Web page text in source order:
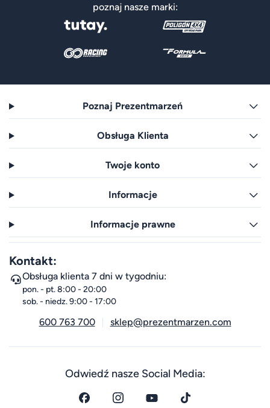
poznaj nasze marki:
Poznaj Prezentmarzeń
Obsługa Klienta
Twoje konto
Informacje
Informacje prawne
Kontakt:
Obsługa klienta 7 dni w tygodniu:
pon. - pt. 8:00 - 20:00
sob. - niedz. 9:00 - 17:00
600 763 700 sklep@prezentmarzen.com
Odwiedź nasze Social Media: